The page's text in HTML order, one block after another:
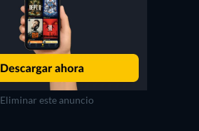
Eliminar este anuncio